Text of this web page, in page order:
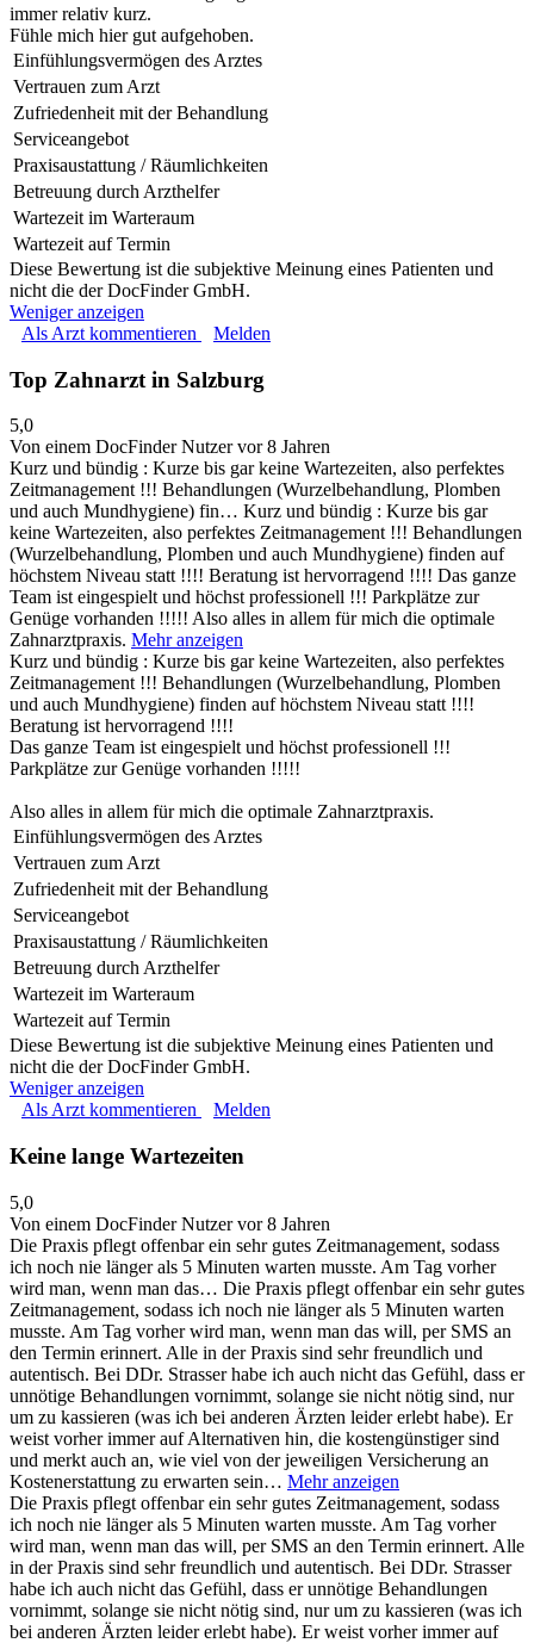
immer relativ kurz.
Fühle mich hier gut aufgehoben.
Einfühlungsvermögen des Arztes
Vertrauen zum Arzt
Zufriedenheit mit der Behandlung
Serviceangebot
Praxisaustattung / Räumlichkeiten
Betreuung durch Arzthelfer
Wartezeit im Warteraum
Wartezeit auf Termin
Diese Bewertung ist die subjektive Meinung eines Patienten und
nicht die der DocFinder GmbH.
Weniger anzeigen
Als Arzt kommentieren
Melden
Top Zahnarzt in Salzburg
5,0
Von einem DocFinder Nutzervor 8 Jahren
Kurz und bündig : Kurze bis gar keine Wartezeiten, also perfektes
Zeitmanagement !!! Behandlungen (Wurzelbehandlung, Plomben
und auch Mundhygiene) fin… Kurz und bündig : Kurze bis gar
keine Wartezeiten, also perfektes Zeitmanagement !!! Behandlungen
(Wurzelbehandlung, Plomben und auch Mundhygiene) finden auf
höchstem Niveau statt !!!! Beratung ist hervorragend !!!! Das ganze
Team ist eingespielt und höchst professionell !!! Parkplätze zur
Genüge vorhanden !!!!! Also alles in allem für mich die optimale
Zahnarztpraxis. Mehr anzeigen
Kurz und bündig : Kurze bis gar keine Wartezeiten, also perfektes
Zeitmanagement !!! Behandlungen (Wurzelbehandlung, Plomben
und auch Mundhygiene) finden auf höchstem Niveau statt !!!!
Beratung ist hervorragend !!!!
Das ganze Team ist eingespielt und höchst professionell !!!
Parkplätze zur Genüge vorhanden !!!!!
Also alles in allem für mich die optimale Zahnarztpraxis.
Einfühlungsvermögen des Arztes
Vertrauen zum Arzt
Zufriedenheit mit der Behandlung
Serviceangebot
Praxisaustattung / Räumlichkeiten
Betreuung durch Arzthelfer
Wartezeit im Warteraum
Wartezeit auf Termin
Diese Bewertung ist die subjektive Meinung eines Patienten und
nicht die der DocFinder GmbH.
Weniger anzeigen
Als Arzt kommentieren
Melden
Keine lange Wartezeiten
5,0
Von einem DocFinder Nutzervor 8 Jahren
Die Praxis pflegt offenbar ein sehr gutes Zeitmanagement, sodass
ich noch nie länger als 5 Minuten warten musste. Am Tag vorher
wird man, wenn man das… Die Praxis pflegt offenbar ein sehr gutes
Zeitmanagement, sodass ich noch nie länger als 5 Minuten warten
musste. Am Tag vorher wird man, wenn man das will, per SMS an
den Termin erinnert. Alle in der Praxis sind sehr freundlich und
autentisch. Bei DDr. Strasser habe ich auch nicht das Gefühl, dass er
unnötige Behandlungen vornimmt, solange sie nicht nötig sind, nur
um zu kassieren (was ich bei anderen Ärzten leider erlebt habe). Er
weist vorher immer auf Alternativen hin, die kostengünstiger sind
und merkt auch an, wie viel von der jeweiligen Versicherung an
Kostenerstattung zu erwarten sein… Mehr anzeigen
Die Praxis pflegt offenbar ein sehr gutes Zeitmanagement, sodass
ich noch nie länger als 5 Minuten warten musste. Am Tag vorher
wird man, wenn man das will, per SMS an den Termin erinnert. Alle
in der Praxis sind sehr freundlich und autentisch. Bei DDr. Strasser
habe ich auch nicht das Gefühl, dass er unnötige Behandlungen
vornimmt, solange sie nicht nötig sind, nur um zu kassieren (was ich
bei anderen Ärzten leider erlebt habe). Er weist vorher immer auf